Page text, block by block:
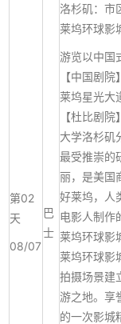
第02
天
08/07
巴
士
洛杉矶：市
莱坞环球影
游览以中国
【中国剧
莱坞星光大
【杜比剧
大学洛杉矶
最受推崇的
丽，是美国
好莱坞，人
电影人制作
莱坞环球影
莱坞环球影
拍摄场景建
游之地。享
的一次影城